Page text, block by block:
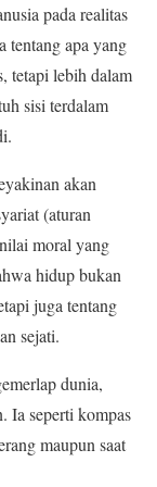
pada realitas
tentang apa yang
tetapi lebih dalam
sisi terdalam
akan
(aturan
moral yang
hidup bukan
juga tentang
sejati.
dunia,
Ia seperti kompas
maupun saat